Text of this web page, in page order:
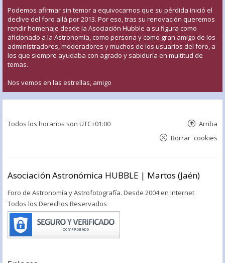
Podemos afirmar sin temor a equivocarnos que su pérdida inició el
declive del foro allá por 2013. Por eso, tras su renovación queremos
rendir homenaje desde la Asociación Hubble a su figura como
aficionado a la Astronomía, como persona y como gran amigo de los
administradores, moderadores y muchos de los usuarios del foro, a
los que siempre ayudaba con agrado y sabiduría en multitud de
temas.
Nos vemos en las estrellas, amigo
Todos los horarios son UTC+01:00 Arriba
Borrar cookies
Asociación Astronómica HUBBLE | Martos (Jaén)
Foro de Astronomía y Astrofotografía. Desde 2004 en Internet
Todos los Derechos Reservados